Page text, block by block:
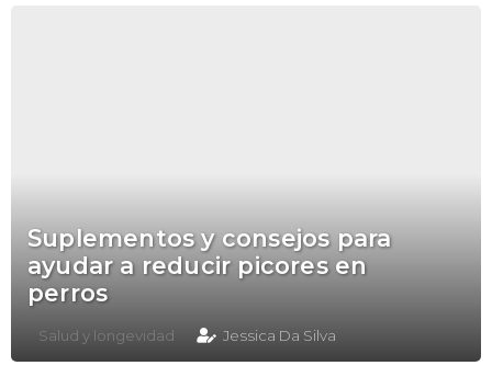
Suplementos y consejos para
ayudar a reducir picores en
perros
Salud y longevidad Jessica Da Silva